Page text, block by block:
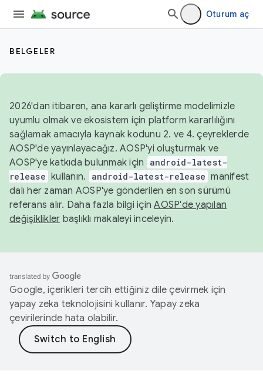
Oturum aç
BELGELER
2026'dan itibaren, ana kararlı geliştirme modelimizle
uyumlu olmak ve ekosistem için platform kararlılığını
sağlamak amacıyla kaynak kodunu 2. ve 4. çeyreklerde
AOSP'de yayınlayacağız. AOSP'yi oluşturmak ve
AOSP'ye katkıda bulunmak için
android-latest-
release kullanın. android-latest-release manifest
dalı her zaman AOSP'ye gönderilen en son sürümü
referans alır. Daha fazla bilgi içinAOSP'de yapılan
değişiklikler başlıklı makaleyi inceleyin.
Google, içerikleri tercih ettiğiniz dile çevirmek için
yapay zeka teknolojisini kullanır. Yapay zeka
çevirilerinde hata olabilir.